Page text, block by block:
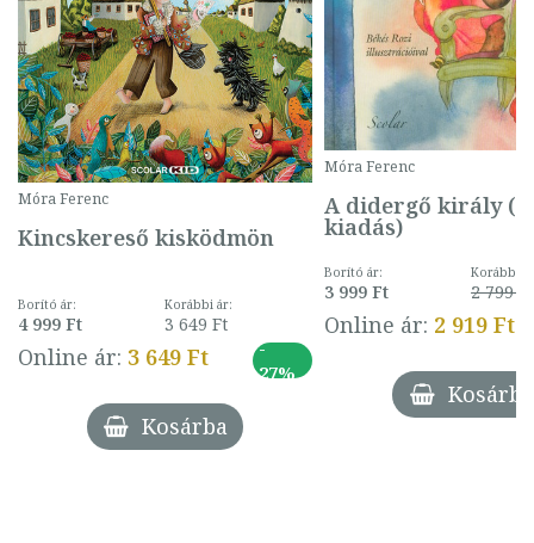
Móra Ferenc
Kincskereső kisködmön
Borító ár:
4 999 Ft
Korábbi ár:
3 649 Ft
Online ár: 3 649 Ft
-
27%
Kosárba
Móra Ferenc
A didergő király (2.
kiadás)
Borító ár:
3 999 Ft
Korábbi
2 799 Ft
Online ár: 2 919 Ft
Kosárba